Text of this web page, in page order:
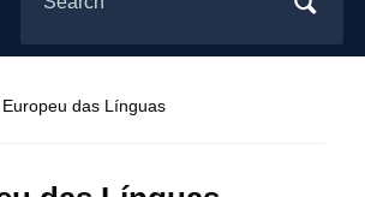
for:
Europeu das Línguas